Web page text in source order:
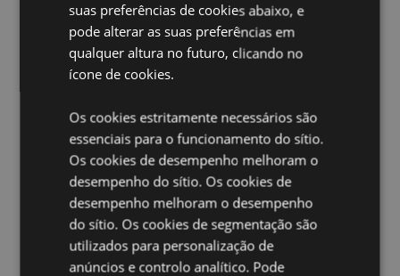
Brinquedo de pelúcia espremível Queasy Squeezies enjoado
e assustador
Material:Contas de poliéster e poliacrilato
Marcado CE/UKCA:
EN71:Sim
Não adequado para:0 - 3
Feriado Sazonal/Ocasião Festiva:Halloween
Ampliar informação:
Quer saber mais acerca de comprar na Puckator?
a nossaGuia de informação para o cliente.
suas preferências de cookies abaixo, e
pode alterar as suas preferências em
qualquer altura no futuro, clicando no
ícone de cookies.
Os cookies estritamente necessários são
essenciais para o funcionamento do sítio.
Os cookies de desempenho melhoram o
desempenho do sítio. Os cookies de
desempenho melhoram o desempenho
do sítio. Os cookies de segmentação são
utilizados para personalização de
anúncios e controlo analítico. Pode